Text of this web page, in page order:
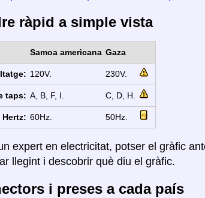
ràpid a simple vista
Samoa americana Gaza
120V. 230V.
taps: A, B, F, I. C, D, H.
Hertz: 60Hz. 50Hz.
expert en electricitat, potser el gràfic
llegint i descobrir què diu el gràfic.
i preses a cada país